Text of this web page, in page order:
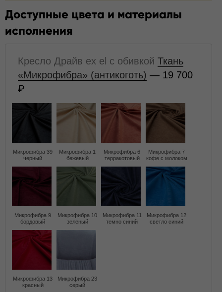
Доступные цвета и материалы
исполнения
Кресло Драйв ex el с обивкой Ткань
«Микрофибра» (антикоготь) — 19 700
Микрофибра 39
черный
Микрофибра 1
бежевый
Микрофибра 6
терракотовый
Микрофибра 7
кофе с молоком
Микрофибра 9
бордовый
Микрофибра 10
зеленый
Микрофибра 11
темно синий
Микрофибра 12
светло синий
Микрофибра 13
красный
Микрофибра 23
серый